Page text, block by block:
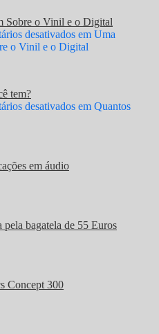
Sobre o Vinil e o Digital
desativados em Uma
o Vinil e o Digital
tem?
desativados em Quantos
em áudio
pela bagatela de 55 Euros
Concept 300